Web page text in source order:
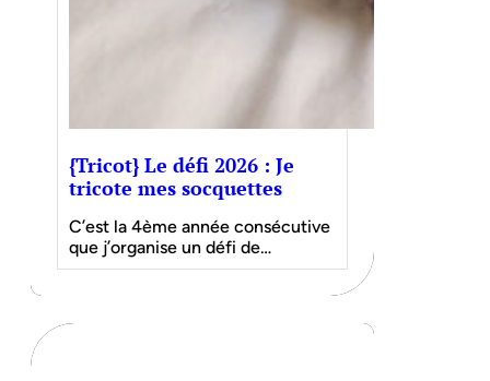
{Tricot} Le défi 2026 : Je
tricote mes socquettes
C’est la 4ème année consécutive
que j’organise un défi de…